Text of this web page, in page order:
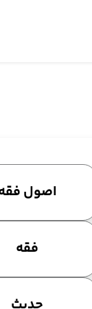
اصول
فقه